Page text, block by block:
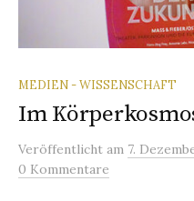
MEDIEN - WISSENSCHAFT
Im
Veröffentlicht am 7.
0 Kommentare